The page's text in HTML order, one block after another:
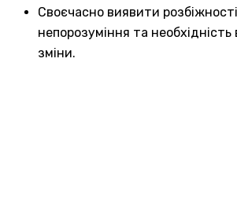
Своєчасно виявити
непорозуміння та необхідність
зміни.